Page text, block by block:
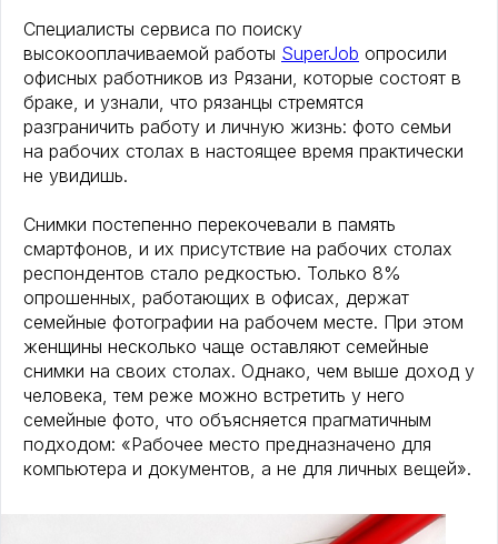
Специалисты сервиса по поиску
высокооплачиваемой работы SuperJob опросили
офисных работников из Рязани, которые состоят в
браке, и узнали, что рязанцы стремятся
разграничить работу и личную жизнь: фото семьи
на рабочих столах в настоящее время практически
не увидишь.
Снимки постепенно перекочевали в память
смартфонов, и их присутствие на рабочих столах
респондентов стало редкостью. Только 8%
опрошенных, работающих в офисах, держат
семейные фотографии на рабочем месте. При этом
женщины несколько чаще оставляют семейные
снимки на своих столах. Однако, чем выше доход у
человека, тем реже можно встретить у него
семейные фото, что объясняется прагматичным
подходом: «Рабочее место предназначено для
компьютера и документов, а не для личных вещей».